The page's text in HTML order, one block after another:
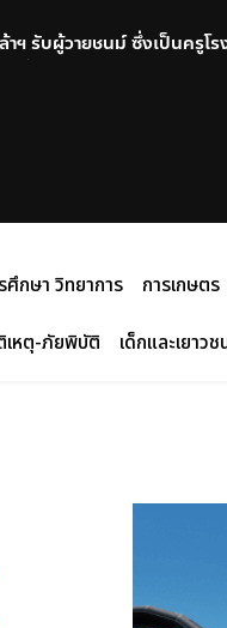
รับผู้วายชนม์ ซึ่งเป็นครูโรง
บบร่วมขับเคลื่อน คุณธรรม
ศึกษา วิทยาการ การเกษตร
เหตุ-ภัยพิบัติ เด็กและเยาวช